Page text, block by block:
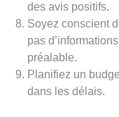
des avis positifs.
Soyez conscient
pas
préalable.
Planifiez un
dans les délais.